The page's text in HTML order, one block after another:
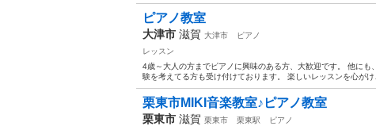
ピアノ教室
大津市 滋賀 大津市
ピアノ
レッスン
4歳～大人の方までピアノに興味のある方、大歓迎です。 他に
験を考えてる方も受け付けております。 楽しいレッスンを心が
栗東市MIKI音楽教室♪ピアノ教室
栗東市 滋賀 栗東市 栗東駅
ピアノ